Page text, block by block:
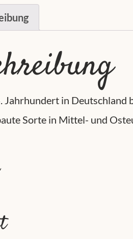
Jahrhundert in
Sorte in Mittel- und